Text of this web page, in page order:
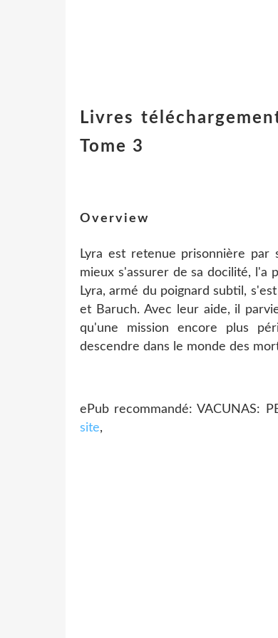
Livres
Tome 3
Overview
Lyra est retenue prisonnière
mieux s'assurer de sa docilité, l'a
Lyra, armé du poignard subtil,
et Baruch. Avec leur aide, il
qu'une mission encore plus
descendre dans le monde des
ePub recommandé: VACUNAS:
site,